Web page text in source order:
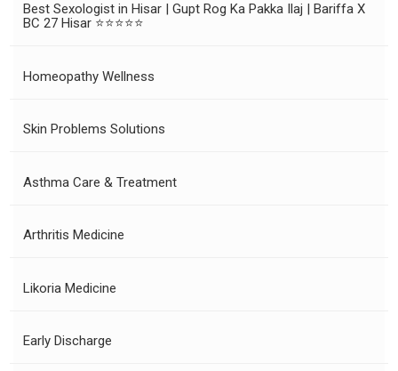
Best Sexologist in Hisar | Gupt Rog Ka Pakka Ilaj | Bariffa X
BC 27 Hisar ⭐⭐⭐⭐⭐
Homeopathy Wellness
Skin Problems Solutions
Asthma Care & Treatment
Arthritis Medicine
Likoria Medicine
Early Discharge